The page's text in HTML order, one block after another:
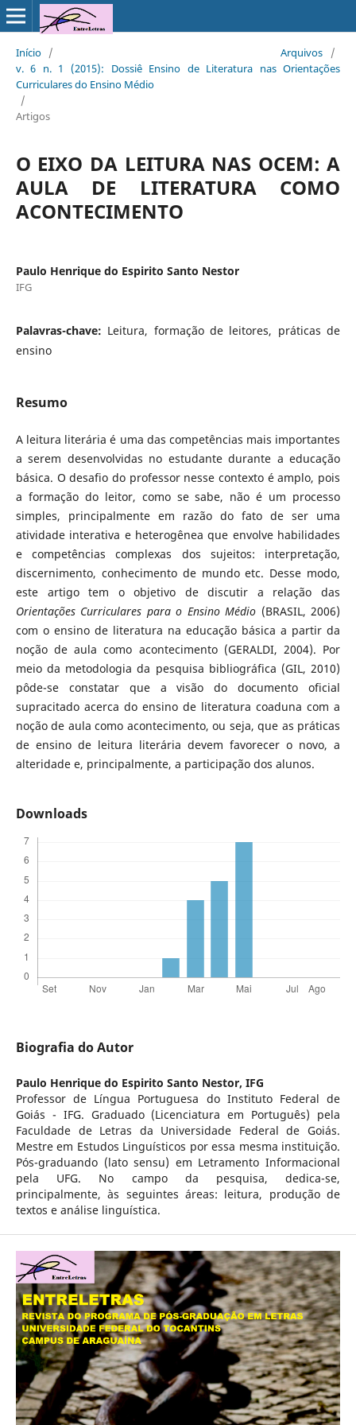
Início / Arquivos
/
v. 6 n. 1 (2015): Dossiê Ensino de Literatura nas Orientações
Curriculares do Ensino Médio
/
Artigos
O EIXO DA LEITURA NAS OCEM: A
AULA DE LITERATURA COMO
ACONTECIMENTO
Paulo Henrique do Espirito Santo Nestor
IFG
Palavras-chave: Leitura, formação de leitores, práticas de
ensino
Resumo
A leitura literária é uma das competências mais importantes
a serem desenvolvidas no estudante durante a educação
básica. O desafio do professor nesse contexto é amplo, pois
a formação do leitor, como se sabe, não é um processo
simples, principalmente em razão do fato de ser uma
atividade interativa e heterogênea que envolve habilidades
e competências complexas dos sujeitos: interpretação,
discernimento, conhecimento de mundo etc. Desse modo,
este artigo tem o objetivo de discutir a relação das
Orientações Curriculares para o Ensino Médio (BRASIL, 2006)
com o ensino de literatura na educação básica a partir da
noção de aula como acontecimento (GERALDI, 2004). Por
meio da metodologia da pesquisa bibliográfica (GIL, 2010)
pôde-se constatar que a visão do documento oficial
supracitado acerca do ensino de literatura coaduna com a
noção de aula como acontecimento, ou seja, que as práticas
de ensino de leitura literária devem favorecer o novo, a
alteridade e, principalmente, a participação dos alunos.
Downloads
Biografia do Autor
Paulo Henrique do Espirito Santo Nestor, IFG
Professor de Língua Portuguesa do Instituto Federal de
Goiás - IFG. Graduado (Licenciatura em Português) pela
Faculdade de Letras da Universidade Federal de Goiás.
Mestre em Estudos Linguísticos por essa mesma instituição.
Pós-graduando (lato sensu) em Letramento Informacional
pela UFG. No campo da pesquisa, dedica-se,
principalmente, às seguintes áreas: leitura, produção de
textos e análise linguística.